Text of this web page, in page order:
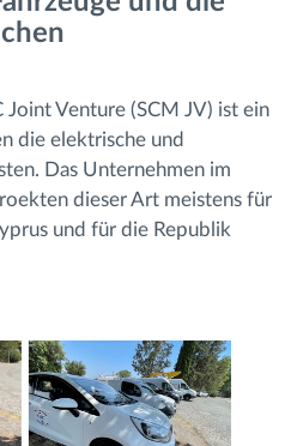
activity needs
Venture (SCM JV) ist ein
die elektrische und
Das Unternehmen im
dieser Art meistens für
und für die Republik